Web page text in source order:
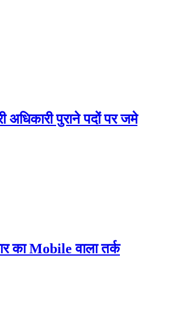
पुराने पदों पर जमे
का Mobile वाला तर्क